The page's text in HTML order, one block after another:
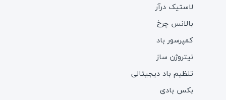
لاستیک درآر
بالانس چرخ
کمپرسور باد
نیتروژن ساز
تنظیم باد دیجیتالی
بکس بادی